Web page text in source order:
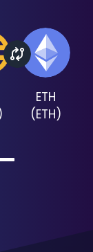
ETH
(ETH)